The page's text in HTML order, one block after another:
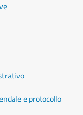
e protocollo